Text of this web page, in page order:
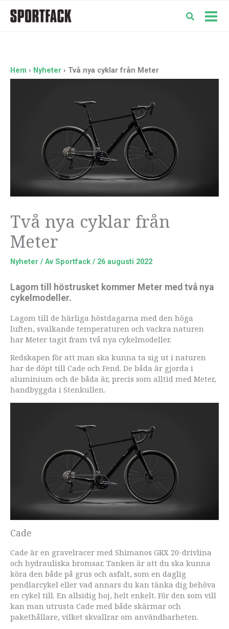
Hem Nyheter Två nya cyklar från Meter
Två nya cyklar från
Meter
Nyheter / Av Sportfack / 26 augusti 2022
Lagom till höstrusket kommer Meter med två nya
cykelmodeller.
Lagom till de härliga höstdagarna med den höga
luften, svalkande temperaturen och vackra naturen
har Meter tagit fram två nya cykelmodeller.
Redskapen för att man ska kunna ta sig ut i naturen
har de döpt till Cade och Fend. De båda är gjorda i
aluminium och de båda är, precis som alltid med Meter,
handbyggda i Stenkullen.
Cade
Cade är en gravelracer med Shimanos GRX 20-drivlina
och hydrauliska bromsar. Tanken är att du ska kunna
köra den både på grus och asfalt, som en daglig
pendlarcykel eller vad annars du kan tänka dig behöva
en cykel till. En allsidig hoj, helt enkelt. För den som vill
kan man utrusta Cade med både skärmar och
pakethållare, vilket skvallrar om användbarheten.